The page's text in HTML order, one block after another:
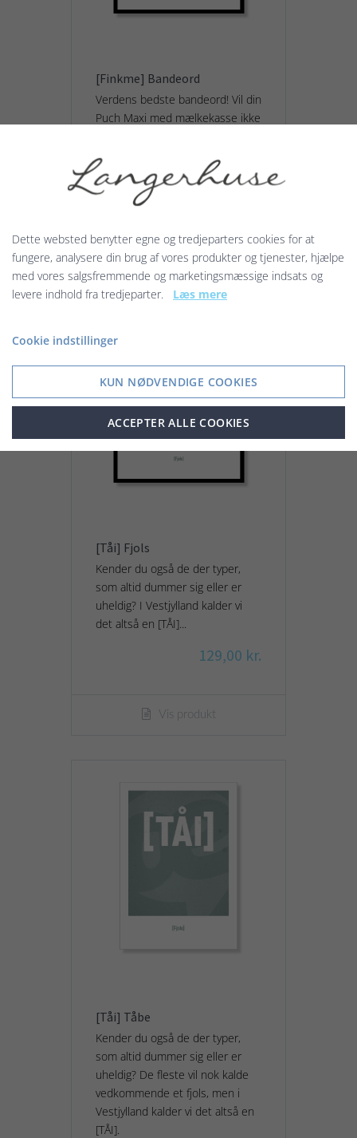
[Finkme] Bandeord
Verdens bedste bandeord! Vil din
Puch Maxi med mælkekasse ikke
gammel? ...
129,00 kr.
Vis produkt
[Tåi] Fjols
Kender du også de der typer,
som altid dummer sig eller er
uheldig? I Vestjylland kalder vi
det altså en [TÅI]...
129,00 kr.
Vis produkt
[Tåi] Tåbe
Kender du også de der typer,
som altid dummer sig eller er
uheldig? De fleste vil nok kalde
vedkommende et fjols, men i
Vestjylland kalder vi det altså en
[TÅI].
Dette websted benytter egne og tredjeparters cookies for at
fungere, analysere din brug af vores produkter og tjenester, hjælpe
med vores salgsfremmende og marketingsmæssige indsats og
levere indhold fra tredjeparter. Læs mere
Cookie indstillinger
KUN NØDVENDIGE COOKIES
ACCEPTER ALLE COOKIES